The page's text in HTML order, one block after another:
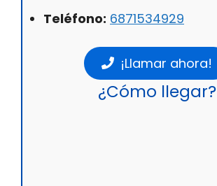
Teléfono: 6871534929
¡Llamar ahora!
¿Cómo llegar?